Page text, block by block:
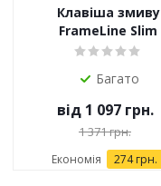
Клавіша змиву
FrameLine Slim
Багато
від 1 097 грн.
1 371 грн.
Економія 274 грн.